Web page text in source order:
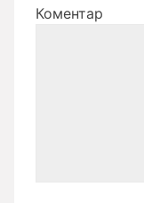
Коментар